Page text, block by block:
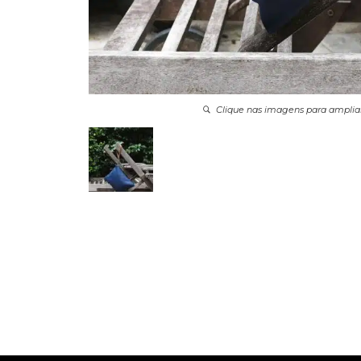
Clique nas imagens para